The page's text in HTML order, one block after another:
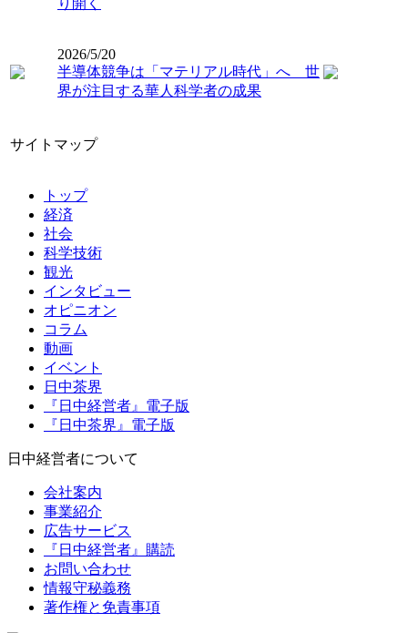
2026/5/20
半導体競争は「マテリアル時代」へ 世
界が注目する華人科学者の成果
サイトマップ
トップ
経済
社会
科学技術
観光
インタビュー
オピニオン
コラム
動画
イベント
日中茶界
『日中経営者』電子版
『日中茶界』電子版
日中経営者について
会社案内
事業紹介
広告サービス
『日中経営者』購読
お問い合わせ
情報守秘義務
著作権と免責事項